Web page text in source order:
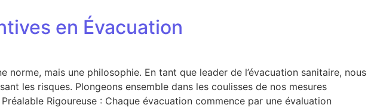
en Évacuation
norme, mais une philosophie. En tant que leader de l’évacuation sanitaire, nous
les risques. Plongeons ensemble dans les coulisses de nos mesures
Rigoureuse : Chaque évacuation commence par une évaluation